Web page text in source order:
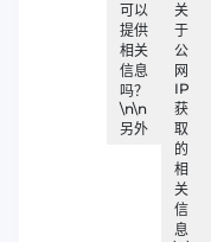
可以
提供
相关
信息
吗？
\n\n
另外
关
于
公
网
IP
获
取
的
相
关
信
息